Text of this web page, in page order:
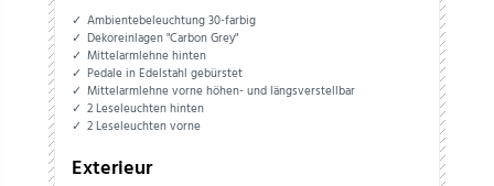
Ambientebeleuchtung 30-farbig
Dekoreinlagen "Carbon Grey"
Mittelarmlehne hinten
Pedale in Edelstahl gebürstet
Mittelarmlehne vorne höhen- und längsverstellbar
2 Leseleuchten hinten
2 Leseleuchten vorne
Exterieur